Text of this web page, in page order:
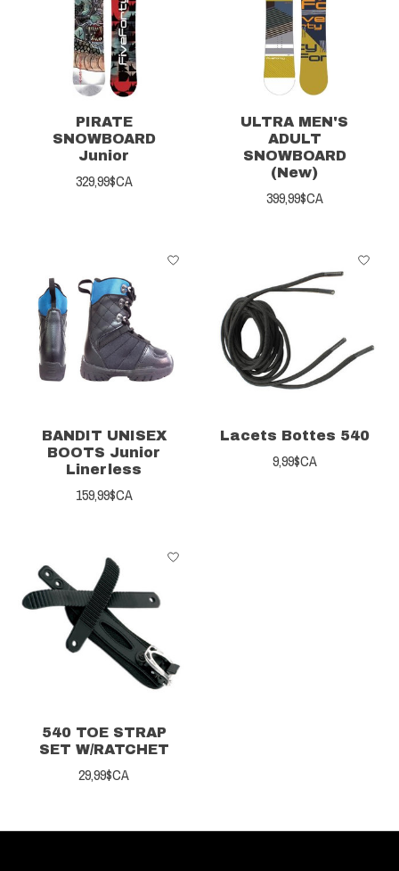
PIRATE
SNOWBOARD
Junior
329,99$CA
ULTRA MEN'S
ADULT
SNOWBOARD
(New)
399,99$CA
BANDIT UNISEX
BOOTS Junior
Linerless
159,99$CA
Lacets Bottes 540
9,99$CA
540 TOE STRAP
SET W/RATCHET
29,99$CA